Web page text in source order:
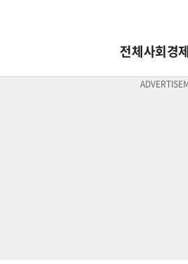
전체사회경제